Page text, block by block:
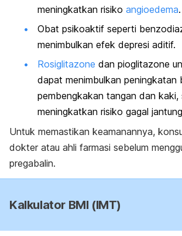
meningkatkan risiko angioedema.
Obat psikoaktif seperti
menimbulkan efek depresi aditif.
Rosiglitazone dan pioglitazone
dapat menimbulkan peningkatan
pembengkakan tangan dan kaki,
meningkatkan risiko gagal jantung
Untuk memastikan keamanannya,
dokter atau ahli farmasi sebelum
pregabalin.
Kalkulator BMI (IMT)